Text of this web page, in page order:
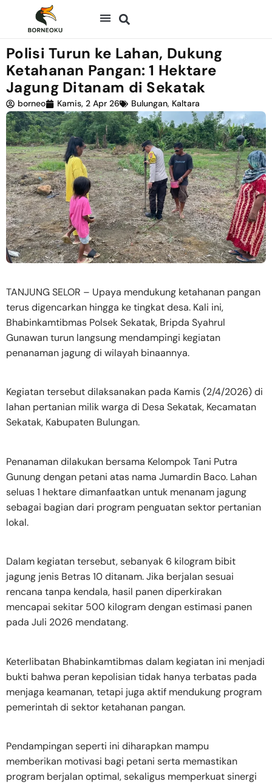
Polisi Turun ke Lahan, Dukung
Ketahanan Pangan: 1 Hektare
Jagung Ditanam di Sekatak
borneo Kamis, 2 Apr 26 Bulungan, Kaltara
TANJUNG SELOR – Upaya mendukung ketahanan pangan
terus digencarkan hingga ke tingkat desa. Kali ini,
Bhabinkamtibmas Polsek Sekatak, Bripda Syahrul
Gunawan turun langsung mendampingi kegiatan
penanaman jagung di wilayah binaannya.
Kegiatan tersebut dilaksanakan pada Kamis (2/4/2026) di
lahan pertanian milik warga di Desa Sekatak, Kecamatan
Sekatak, Kabupaten Bulungan.
Penanaman dilakukan bersama Kelompok Tani Putra
Gunung dengan petani atas nama Jumardin Baco. Lahan
seluas 1 hektare dimanfaatkan untuk menanam jagung
sebagai bagian dari program penguatan sektor pertanian
lokal.
Dalam kegiatan tersebut, sebanyak 6 kilogram bibit
jagung jenis Betras 10 ditanam. Jika berjalan sesuai
rencana tanpa kendala, hasil panen diperkirakan
mencapai sekitar 500 kilogram dengan estimasi panen
pada Juli 2026 mendatang.
Keterlibatan Bhabinkamtibmas dalam kegiatan ini menjadi
bukti bahwa peran kepolisian tidak hanya terbatas pada
menjaga keamanan, tetapi juga aktif mendukung program
pemerintah di sektor ketahanan pangan.
Pendampingan seperti ini diharapkan mampu
memberikan motivasi bagi petani serta memastikan
program berjalan optimal, sekaligus memperkuat sinergi